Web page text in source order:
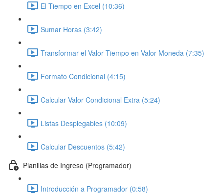
El Tiempo en Excel (10:36)
Sumar Horas (3:42)
Transformar el Valor Tiempo en Valor Moneda (7:35)
Formato Condicional (4:15)
Calcular Valor Condicional Extra (5:24)
Listas Desplegables (10:09)
Calcular Descuentos (5:42)
Planillas de Ingreso (Programador)
Introducción a Programador (0:58)